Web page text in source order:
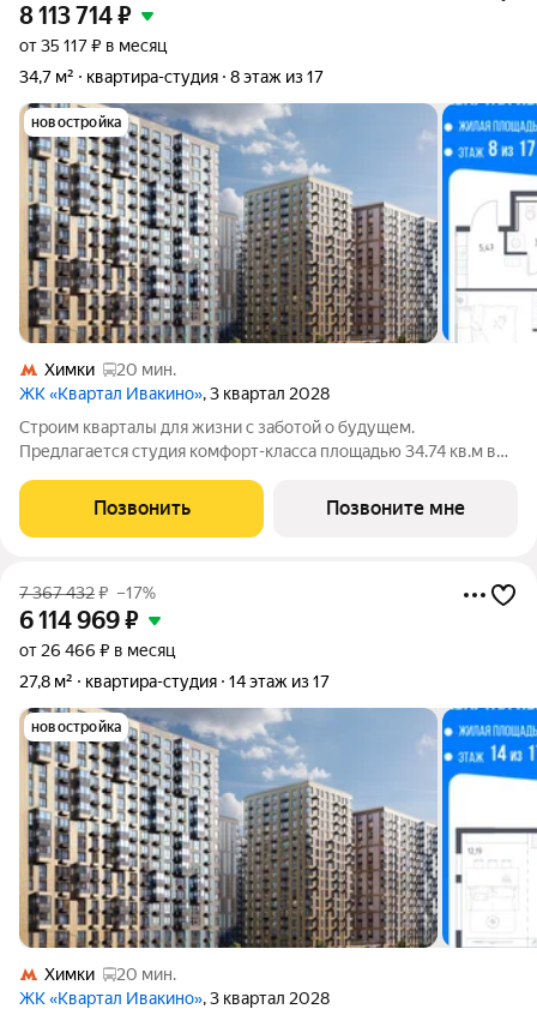
8 113 714₽
от 35 117 ₽ в месяц
34,7 м²
квартира-студия 8 этаж из 17
новостройка
Химки
20 мин.
ЖК «Квартал Ивакино», 3 квартал 2028
Строим кварталы для жизни с заботой о будущем.
Предлагается студия комфорт-класса площадью 34.74 кв.м в
комплексе "Квартал Ивакино".Позаботились о вашем
времени, поэтому квартиры доступны с
Позвонить Позвоните мне
7 367 432₽ –17%
6 114 969₽
от 26 466 ₽ в месяц
27,8 м²
квартира-студия 14 этаж из 17
новостройка
Химки
20 мин.
ЖК «Квартал Ивакино», 3 квартал 2028